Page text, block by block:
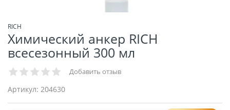
RICH
Химический анкер RICH
всесезонный 300 мл
Добавить отзыв
Артикул: 204630